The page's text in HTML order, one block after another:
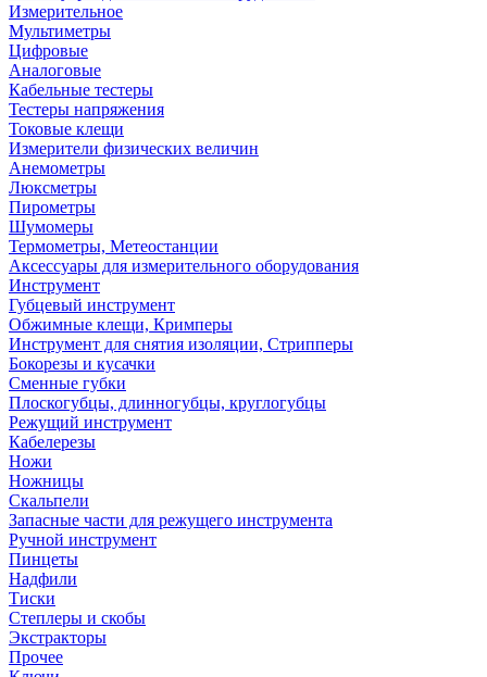
Измерительное
Мультиметры
Цифровые
Аналоговые
Кабельные тестеры
Тестеры напряжения
Токовые клещи
Измерители физических величин
Анемометры
Люксметры
Пирометры
Шумомеры
Термометры, Метеостанции
Аксессуары для измерительного оборудования
Инструмент
Губцевый инструмент
Обжимные клещи, Кримперы
Инструмент для снятия изоляции, Стрипперы
Бокорезы и кусачки
Сменные губки
Плоскогубцы, длинногубцы, круглогубцы
Режущий инструмент
Кабелерезы
Ножи
Ножницы
Скальпели
Запасные части для режущего инструмента
Ручной инструмент
Пинцеты
Надфили
Тиски
Степлеры и скобы
Экстракторы
Прочее